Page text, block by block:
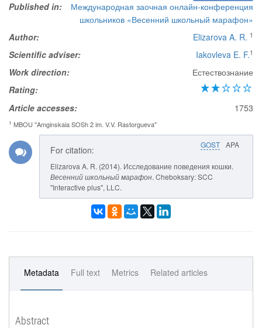
Published in:
Международная заочная онлайн-конференция
школьников «Весенний школьный марафон»
Author:
Elizarova A. R. 1
Scientific adviser: Iakovleva E. F.1
Work direction:
Естествознание
Rating:
Article accesses:
1753
1 MBOU "Amginskaia SOSh 2 im. V.V. Rastorgueva"
GOST APA
For citation:
Elizarova A. R. (2014). Исследование поведения кошки.
Весенний школьный марафон. Cheboksary: SCC
"Interactive plus", LLC.
Metadata Full text Metrics Related articles
Abstract